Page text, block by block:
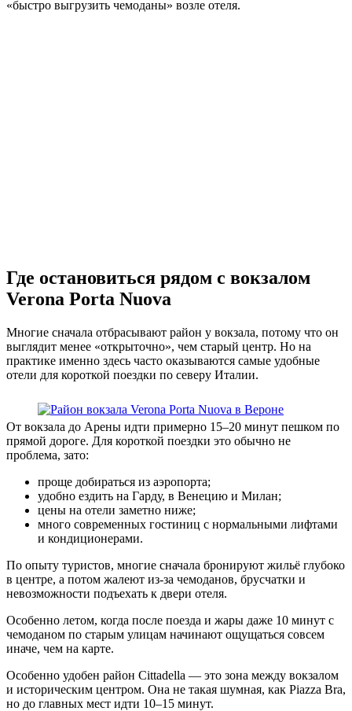
«быстро выгрузить чемоданы» возле отеля.
Где остановиться рядом с вокзалом
Verona Porta Nuova
Многие сначала отбрасывают район у вокзала, потому что он
выглядит менее «открыточно», чем старый центр. Но на
практике именно здесь часто оказываются самые удобные
отели для короткой поездки по северу Италии.
От вокзала до Арены идти примерно 15–20 минут пешком по
прямой дороге. Для короткой поездки это обычно не
проблема, зато:
проще добираться из аэропорта;
удобно ездить на Гарду, в Венецию и Милан;
цены на отели заметно ниже;
много современных гостиниц с нормальными лифтами
и кондиционерами.
По опыту туристов, многие сначала бронируют жильё глубоко
в центре, а потом жалеют из-за чемоданов, брусчатки и
невозможности подъехать к двери отеля.
Особенно летом, когда после поезда и жары даже 10 минут с
чемоданом по старым улицам начинают ощущаться совсем
иначе, чем на карте.
Особенно удобен район Cittadella — это зона между вокзалом
и историческим центром. Она не такая шумная, как Piazza Bra,
но до главных мест идти 10–15 минут.